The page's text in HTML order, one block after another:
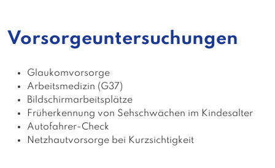
Vorsorgeunter­suchungen
Glaukomvorsorge
Arbeitsmedizin (G37)
Bildschirmarbeitsplätze
Früherkennung von Sehschwächen im Kindesalter
Autofahrer-Check
Netzhautvorsorge bei Kurzsichtigkeit